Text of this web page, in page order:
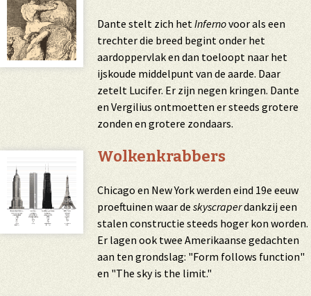
Dante stelt zich hetInfernovoor als een
trechter die breed begint onder het
aardoppervlak en dan toeloopt naar het
ijskoude middelpunt van de aarde. Daar
zetelt Lucifer. Er zijn negen kringen. Dante
en Vergilius ontmoetten er steeds grotere
zonden en grotere zondaars.
Wolkenkrabbers
Chicago en New York werden eind 19e eeuw
proeftuinen waar de skyscraperdankzij een
stalen constructie steeds hoger kon worden.
Er lagen ook twee Amerikaanse gedachten
aan ten grondslag: "Form follows function"
en "The sky is the limit."